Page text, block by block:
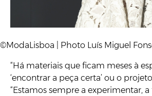
©ModaLisboa | Photo Luís Miguel
“Há materiais que ficam meses à
‘encontrar a peça certa’ ou o
“Estamos sempre a experimentar, a